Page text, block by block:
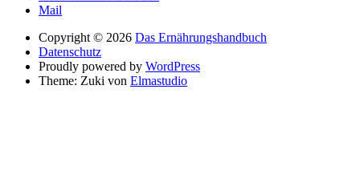
Mail
Copyright © 2026 Das Ernährungshandbuch
Datenschutz
Proudly powered by WordPress
Theme: Zuki von Elmastudio